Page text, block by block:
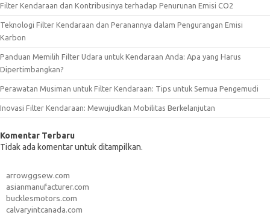
Filter Kendaraan dan Kontribusinya terhadap Penurunan Emisi CO2
Teknologi Filter Kendaraan dan Peranannya dalam Pengurangan Emisi
Karbon
Panduan Memilih Filter Udara untuk Kendaraan Anda: Apa yang Harus
Dipertimbangkan?
Perawatan Musiman untuk Filter Kendaraan: Tips untuk Semua Pengemudi
Inovasi Filter Kendaraan: Mewujudkan Mobilitas Berkelanjutan
Komentar Terbaru
Tidak ada komentar untuk ditampilkan.
arrowggsew.com
asianmanufacturer.com
bucklesmotors.com
calvaryintcanada.com